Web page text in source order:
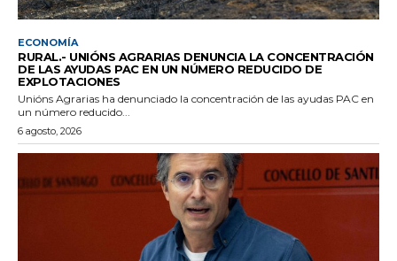
ECONOMÍA
RURAL.- UNIÓNS AGRARIAS DENUNCIA LA CONCENTRACIÓN
DE LAS AYUDAS PAC EN UN NÚMERO REDUCIDO DE
EXPLOTACIONES
Unións Agrarias ha denunciado la concentración de las ayudas PAC en
un número reducido...
6 agosto, 2026